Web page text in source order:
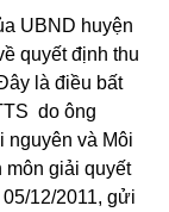
UBND huyện
quyết định thu
là điều bất
do ông
nguyên và Môi
môn giải quyết
12/2011, gửi